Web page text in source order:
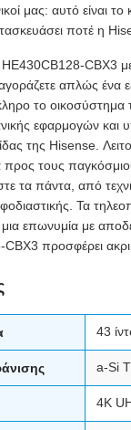
μας: αυτό είναι
ποτέ η
CBX3
απλώς ένα
το οικοσύστημα
εφαρμογών και
της Hisense.
προς τους
τα πάντα, από
Τα
επωνυμία με
προσφέρει
43
a-Si
4K